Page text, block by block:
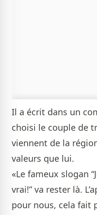
Il a écrit dans un
choisi le couple de
viennent de la
valeurs que lui.
«Le fameux slogan
vrai!” va rester là.
pour nous, cela fait